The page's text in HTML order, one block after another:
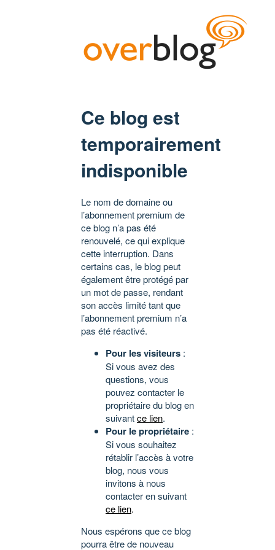
Ce blog est
temporairement
indisponible
Le nom de domaine ou
l’abonnement premium de
ce blog n’a pas été
renouvelé, ce qui explique
cette interruption. Dans
certains cas, le blog peut
également être protégé par
un mot de passe, rendant
son accès limité tant que
l’abonnement premium n’a
pas été réactivé.
Pour les visiteurs :
Si vous avez des
questions, vous
pouvez contacter le
propriétaire du blog en
suivantce lien.
Pour le propriétaire :
Si vous souhaitez
rétablir l’accès à votre
blog, nous vous
invitons à nous
contacter en suivant
ce lien.
Nous espérons que ce blog
pourra être de nouveau